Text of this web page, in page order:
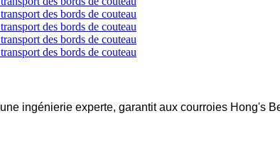
ingénierie experte, garantit aux courroies Hong's